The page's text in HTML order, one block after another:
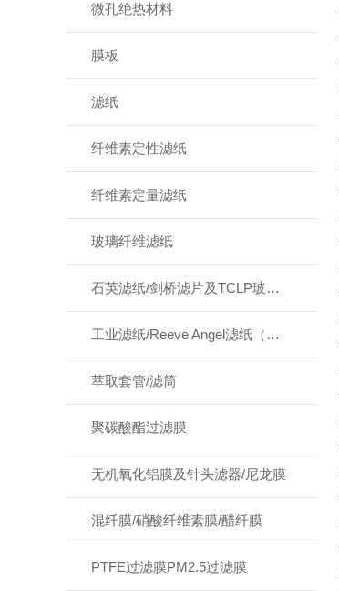
微孔绝热材料
膜板
滤纸
纤维素定性滤纸
纤维素定量滤纸
玻璃纤维滤纸
石英滤纸/剑桥滤片及TCLP玻纤滤纸
工业滤纸/Reeve Angel滤纸（啤酒牛奶等）
萃取套管/滤筒
聚碳酸酯过滤膜
无机氧化铝膜及针头滤器/尼龙膜
混纤膜/硝酸纤维素膜/醋纤膜
PTFE过滤膜PM2.5过滤膜